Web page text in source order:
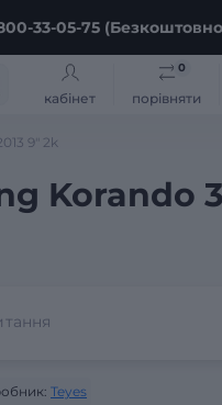
33-05-75
кабінет порівняти
0
9" 2k
Korando
Teyes